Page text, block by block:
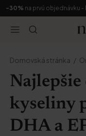
-30% na prvú objednávku -
Domovská stránka
Najlepšie
kyseliny
DHA a